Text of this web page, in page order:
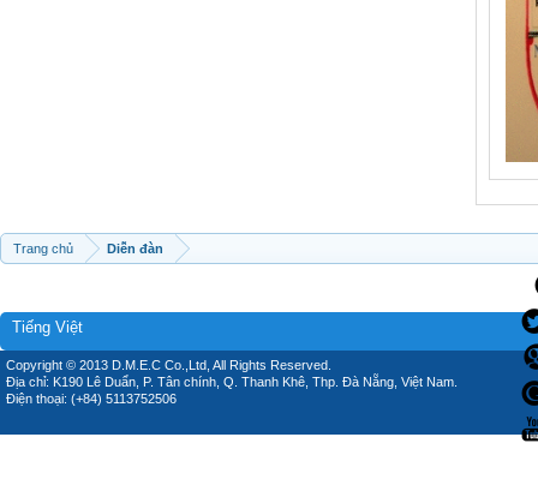
Trang chủ Diễn đàn
Tiếng Việt
Copyright © 2013 D.M.E.C Co.,Ltd, All Rights Reserved.
Địa chỉ: K190 Lê Duẩn, P. Tân chính, Q. Thanh Khê, Thp. Đà Nẵng, Việt Nam.
Điện thoại: (+84) 5113752506